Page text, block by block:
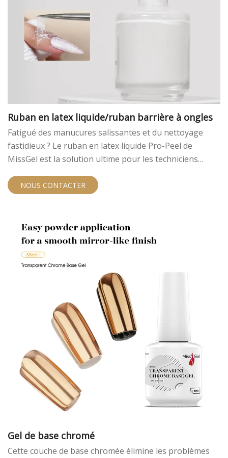
Ruban en latex liquide/ruban barrière à ongles
Fatigué des manucures salissantes et du nettoyage
fastidieux ? Le ruban en latex liquide Pro-Peel de
MissGel est la solution ultime pour les techniciens
beauté. Ce ruban barrière innovant pour les ongles
application sans effort, même pour les designs les plus
complexes.
NOUS CONTACTER
Gel de base chromé
Cette couche de base chromée élimine les problèmes